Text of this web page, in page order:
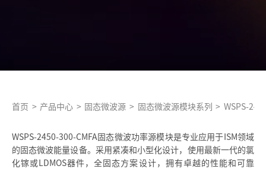
首页 > 产品中心 > 固态微波源 > 固态微波源模块系列 > WSPS-
WSPS-2450-300-CMFA固态微波功率源模块是专业应用于ISM领域
的固态微波能量设备。采用紧凑和小型化设计，使用最新一代的氯
化镓或LDMOS器件，全固态方案设计，拥有卓越的性能和可靠